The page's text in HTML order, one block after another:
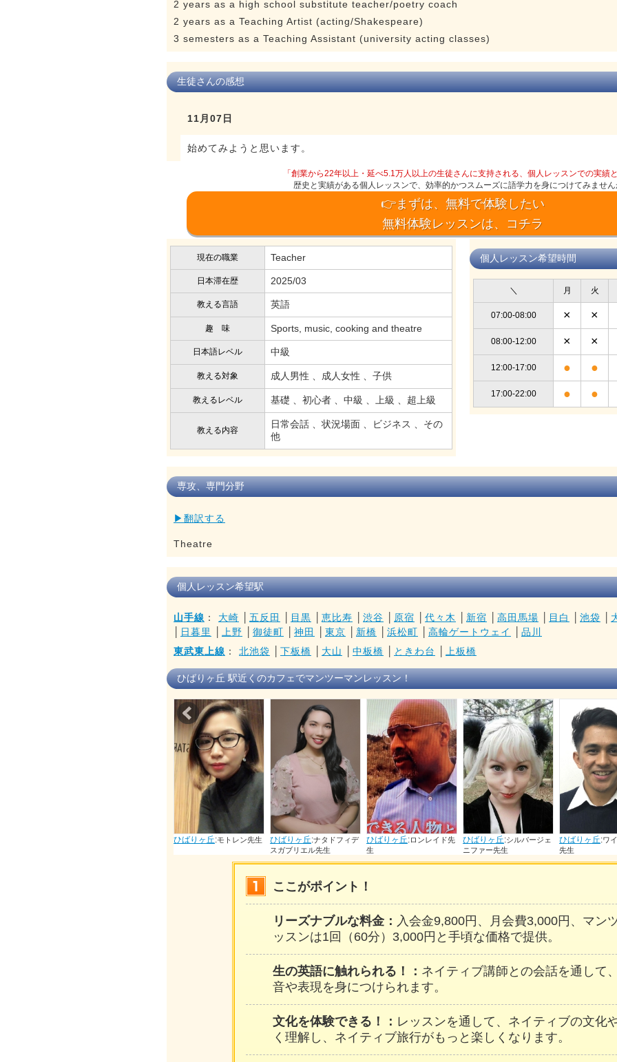
2 years as a high school substitute teacher/poetry coach
2 years as a Teaching Artist (acting/Shakespeare)
3 semesters as a Teaching Assistant (university acting classes)
生徒さんの感想
11月07日
始めてみようと思います。
「創業から22年以上・延べ5.1万人以上の生徒さんに支持される、個人レッスンでの実績
歴史と実績がある個人レッスンで、効率的かつスムーズに語学力を身につけてみませ
👉まずは、無料で体験したい
無料体験レッスンは、コチラ
現在の職業 Teacher
日本滞在歴 2025/03
教える言語 英語
趣 味 Sports, music, cooking and theatre
日本語レベル 中級
教える対象 成人男性 、成人女性 、子供
教えるレベル 基礎 、初心者 、中級 、上級 、超上級
教える内容
日常会話 、状況場面 、ビジネス 、その
他
個人レッスン希望時間
＼ 月 火
07:00-08:00 × ×
08:00-12:00 × ×
12:00-17:00 ● ●
17:00-22:00 ● ●
専攻、専門分野
▶翻訳する
Theatre
個人レッスン希望駅
山手線 ： 大崎 五反田 目黒 恵比寿 渋谷 原宿 代々木 新宿 高田馬場 目白 池袋
日暮里 上野 御徒町 神田 東京 新橋 浜松町 高輪ゲートウェイ
品川
東武東上線 ： 北池袋 下板橋 大山 中板橋 ときわ台 上板橋
ひばりヶ丘 駅近くのカフェでマンツーマンレッスン！
ひばりヶ丘:ナタドフィデ
ひばりヶ丘:ロンレイド先
生
ひばりヶ丘:シルバージェ
ニファー先生
ひばりヶ丘:ワイズジョブ
先生
ひばりヶ丘:シ
ブミレ先生
Prev
ここがポイント！
リーズナブルな料金： 入会金9,800円、月会費3,000円、マン
ッスンは1回（60分）3,000円と手頃な価格で提供。
生の英語に触れられる！： ネイティブ講師との会話を通して
音や表現を身につけられます。
文化を体験できる！： レッスンを通して、ネイティブの文化
く理解し、ネイティブ旅行がもっと楽しくなります。